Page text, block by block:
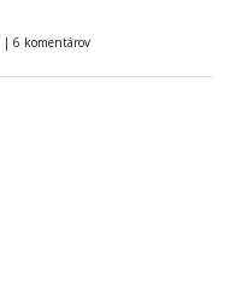
| 6 komentárov